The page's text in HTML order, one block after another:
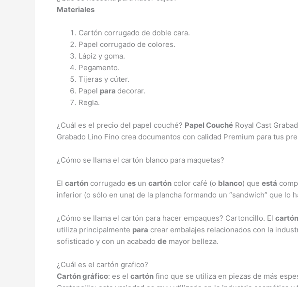
Materiales
Cartón corrugado de doble cara.
Papel corrugado de colores.
Lápiz y goma.
Pegamento.
Tijeras y cúter.
Papel para decorar.
Regla.
¿Cuál es el precio del papel couché? Papel Couché Royal Cast
Grabado Lino Fino crea documentos con calidad Premium para tus
¿Cómo se llama el cartón blanco para maquetas?
El cartón corrugado es un cartón color café (o blanco) que está
inferior (o sólo en una) de la plancha formando un “sandwich” que lo
¿Cómo se llama el cartón para hacer empaques? Cartoncillo. El cartón
utiliza principalmente para crear embalajes relacionados con la
sofisticado y con un acabado de mayor belleza.
¿Cuál es el cartón grafico?
Cartón gráfico: es el cartón fino que se utiliza en piezas de más